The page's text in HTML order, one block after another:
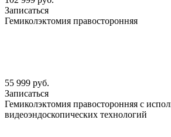
Записаться
Гемиколэктомия правосторонняя
55 999 руб.
Записаться
Гемиколэктомия правосторонняя с
видеоэндоскопических технологий